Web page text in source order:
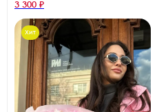
3 300 ₽
Хит